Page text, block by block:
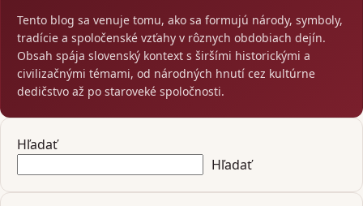
Tento blog sa venuje tomu, ako sa formujú národy, symboly,
tradície a spoločenské vzťahy v rôznych obdobiach dejín.
Obsah spája slovenský kontext s širšími historickými a
civilizačnými témami, od národných hnutí cez kultúrne
dedičstvo až po staroveké spoločnosti.
Hľadať
Hľadať